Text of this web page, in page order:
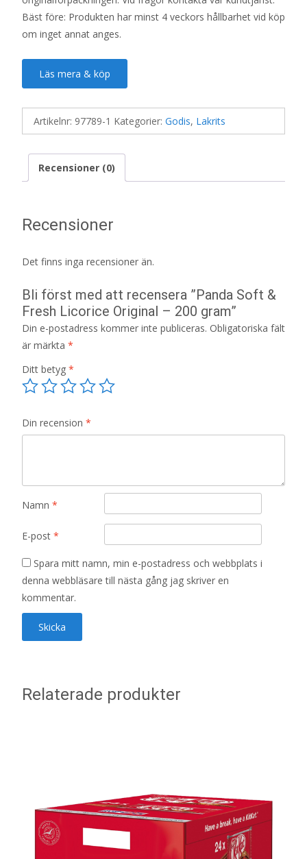
Bäst före: Produkten har minst 4 veckors hållbarhet vid köp
om inget annat anges.
Läs mera & köp
Artikelnr: 97789-1 Kategorier: Godis, Lakrits
Recensioner (0)
Recensioner
Det finns inga recensioner än.
Bli först med att recensera ”Panda Soft &
Fresh Licorice Original – 200 gram”
Din e-postadress kommer inte publiceras. Obligatoriska fält
är märkta *
Ditt betyg *
Din recension *
Namn *
E-post *
Spara mitt namn, min e-postadress och webbplats i
denna webbläsare till nästa gång jag skriver en
kommentar.
Relaterade produkter